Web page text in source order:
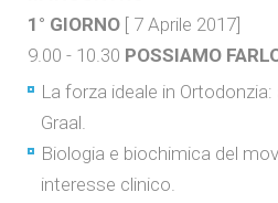
1° GIORNO [ 7 Aprile 2017]
9.00 - 10.30 POSSIAMO
La forza ideale in
Graal.
Biologia e biochimica del
interesse clinico.